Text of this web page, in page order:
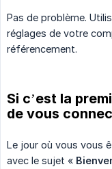
Pas de problème.
réglages de votre
référencement.
Si c’est la
de vous
Le jour où vous vous
avec le sujet «